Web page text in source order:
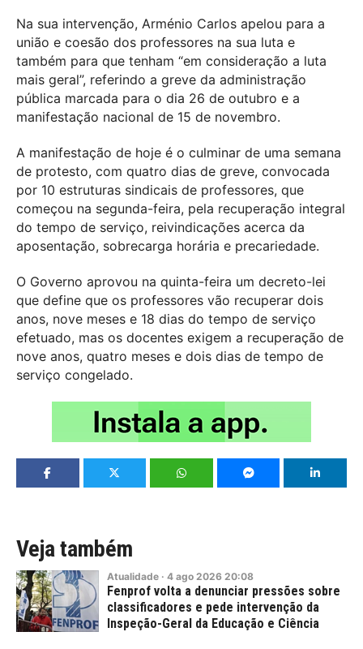
Na sua intervenção, Arménio Carlos apelou para a
união e coesão dos professores na sua luta e
também para que tenham “em consideração a luta
mais geral”, referindo a greve da administração
pública marcada para o dia 26 de outubro e a
manifestação nacional de 15 de novembro.
A manifestação de hoje é o culminar de uma semana
de protesto, com quatro dias de greve, convocada
por 10 estruturas sindicais de professores, que
começou na segunda-feira, pela recuperação integral
do tempo de serviço, reivindicações acerca da
aposentação, sobrecarga horária e precariedade.
O Governo aprovou na quinta-feira um decreto-lei
que define que os professores vão recuperar dois
anos, nove meses e 18 dias do tempo de serviço
efetuado, mas os docentes exigem a recuperação de
nove anos, quatro meses e dois dias de tempo de
serviço congelado.
Veja também
Atualidade · 4 ago 2026 20:08
Fenprof volta a denunciar pressões sobre
classificadores e pede intervenção da
Inspeção-Geral da Educação e Ciência